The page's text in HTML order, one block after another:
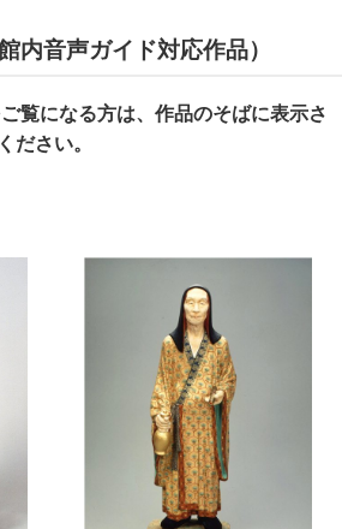
内音声ガイド対応作品）
覧になる方は、作品のそばに表示さ
ださい。